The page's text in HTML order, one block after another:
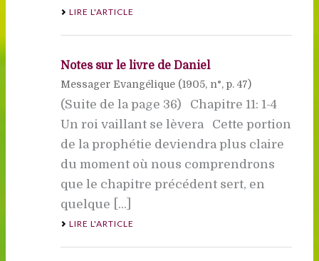
LIRE L'ARTICLE
Notes sur le livre de Daniel
Messager Evangélique (1905, n°, p. 47)
(Suite de la page 36) Chapitre 11: 1-4
Un roi vaillant se lèvera Cette portion
de la prophétie deviendra plus claire
du moment où nous comprendrons
que le chapitre précédent sert, en
quelque [...]
LIRE L'ARTICLE